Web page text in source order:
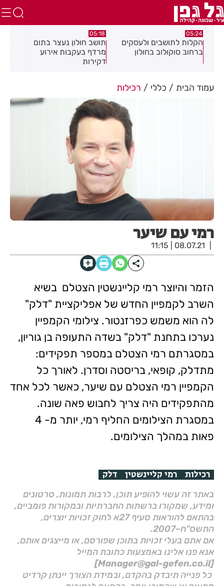
05:24
הקלות לתושבים ולעסקים
ברחוב סוקולוב בחולון
05:18
תושב חולון נעצר בתום
מרדף בעקבות אירוע
דקירות
עמוד הבית כללי רכילות
רמי עם שיער
08.07.21 | 11:15
הזמר והיוצר רמי קליינשטין הצטלם בשיא
השרב לקמפיין החדש של אפליקציית "דלק"
לה הוא משמש כפרזנטור. צילומי הקמפיין
נערכו בתחנת "דלק" בשדה התעופה בן גוריון,
במסגרתם רמי הצטלם במספר תפקידים:
מתדלק, קופאי, בריסטה וסדרן. לאורך כל
הקמפיין רמי הצטלם עם שיער, כאשר לכל אחד
מהתפקידים היה צריך לחבוש פאה שונה.
במסגרת הצילומים החליף רמי, יותר מ- 4
פאות במהלך הצילומים.
רכילות רמי קליינשטין דלק
באתר זה עשוי להופיע תוכן, לרבות תמונות, סרטונים
ומידע, שמקורו ברשתות החברתיות ובמקורות פומביים,
בהתאם להוראות סעיף 27א לחוק זכויות יוצרים,
התשס"ח–2007.
אם אתם בעלי זכויות בתוכן שפורסם, או מייצגים אותם,
אנא פנו אלינו באמצעות כתובת המייל
[Manager@gal-gefen.co.il]
כל פנייה תיבדק בהקדם, ובמידת הצורך יינתן קרדיט